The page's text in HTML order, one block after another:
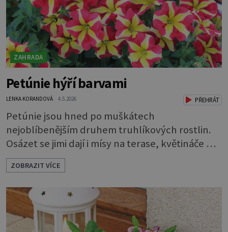
ZAHRADA
Petúnie hýří barvami
LENKA KORANDOVÁ 4.5.2026 PŘEHRÁT
Petúnie jsou hned po muškátech
nejoblíbenějším druhem truhlíkových rostlin.
Osázet se jimi dají i mísy na terase, květináče na
balkoně, a dokonce i záhony. Každoročně se
rozsáhlá nabídka petúnií a jejich nejbližších
příbuzných surfinií rozrůstá o nové a nové
druhy a kultivary. Ty se vzhledem buď prolínají
a zdánlivě splývají, nebo se naopak výrazně liší
ZOBRAZIT VÍCE